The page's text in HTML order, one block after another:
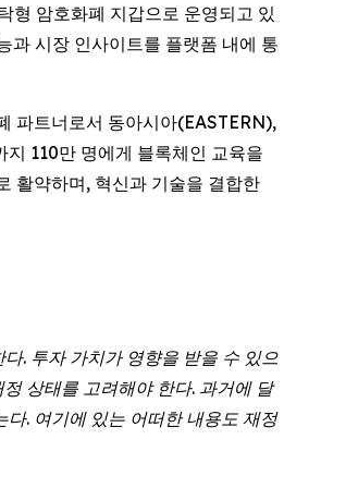
형 암호화폐 지갑으로 운영되고 있
과 시장 인사이트를 플랫폼 내에 통
파트너로서 동아시아(EASTERN),
110만 명에게 블록체인 교육을
활약하며, 혁신과 기술을 결합한
다. 투자 가치가 영향을 받을 수 있으
정 상태를 고려해야 한다. 과거에 달
다. 여기에 있는 어떠한 내용도 재정